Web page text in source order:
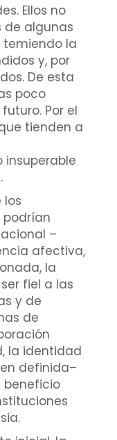
Ellos no
de algunas
temiendo la
y, por
De esta
poco
Por el
tienden a
insuperable
los
podrían
–
afectiva,
la
fiel a las
y de
de
la identidad
definida–
beneficio